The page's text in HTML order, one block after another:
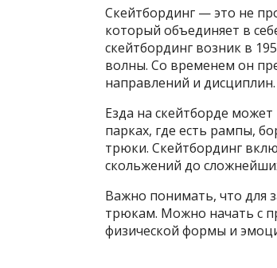
Скейтбординг — это не
который объединяет в
скейтбординг возник в
волны. Со временем он
направлений и дисциплин.
Езда на скейтборде
парках, где есть рампы,
трюки. Скейтбординг
скольжений до
Важно понимать, что для
трюкам. Можно начать с
физической формы и